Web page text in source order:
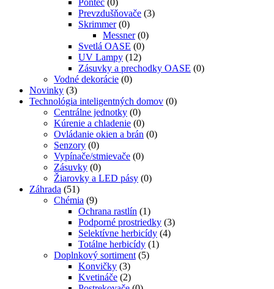
Pontec (0)
Prevzdušňovače (3)
Skrimmer (0)
Messner (0)
Svetlá OASE (0)
UV Lampy (12)
Zásuvky a prechodky OASE (0)
Vodné dekorácie (0)
Novinky (3)
Technológia inteligentných domov (0)
Centrálne jednotky (0)
Kúrenie a chladenie (0)
Ovládanie okien a brán (0)
Senzory (0)
Vypínače/stmievače (0)
Zásuvky (0)
Žiarovky a LED pásy (0)
Záhrada (51)
Chémia (9)
Ochrana rastlín (1)
Podporné prostriedky (3)
Selektívne herbicídy (4)
Totálne herbicídy (1)
Doplnkový sortiment (5)
Konvičky (3)
Kvetináče (2)